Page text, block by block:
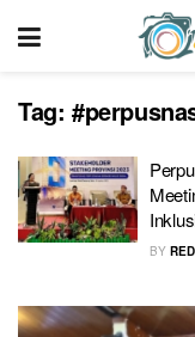
Tag:
BY